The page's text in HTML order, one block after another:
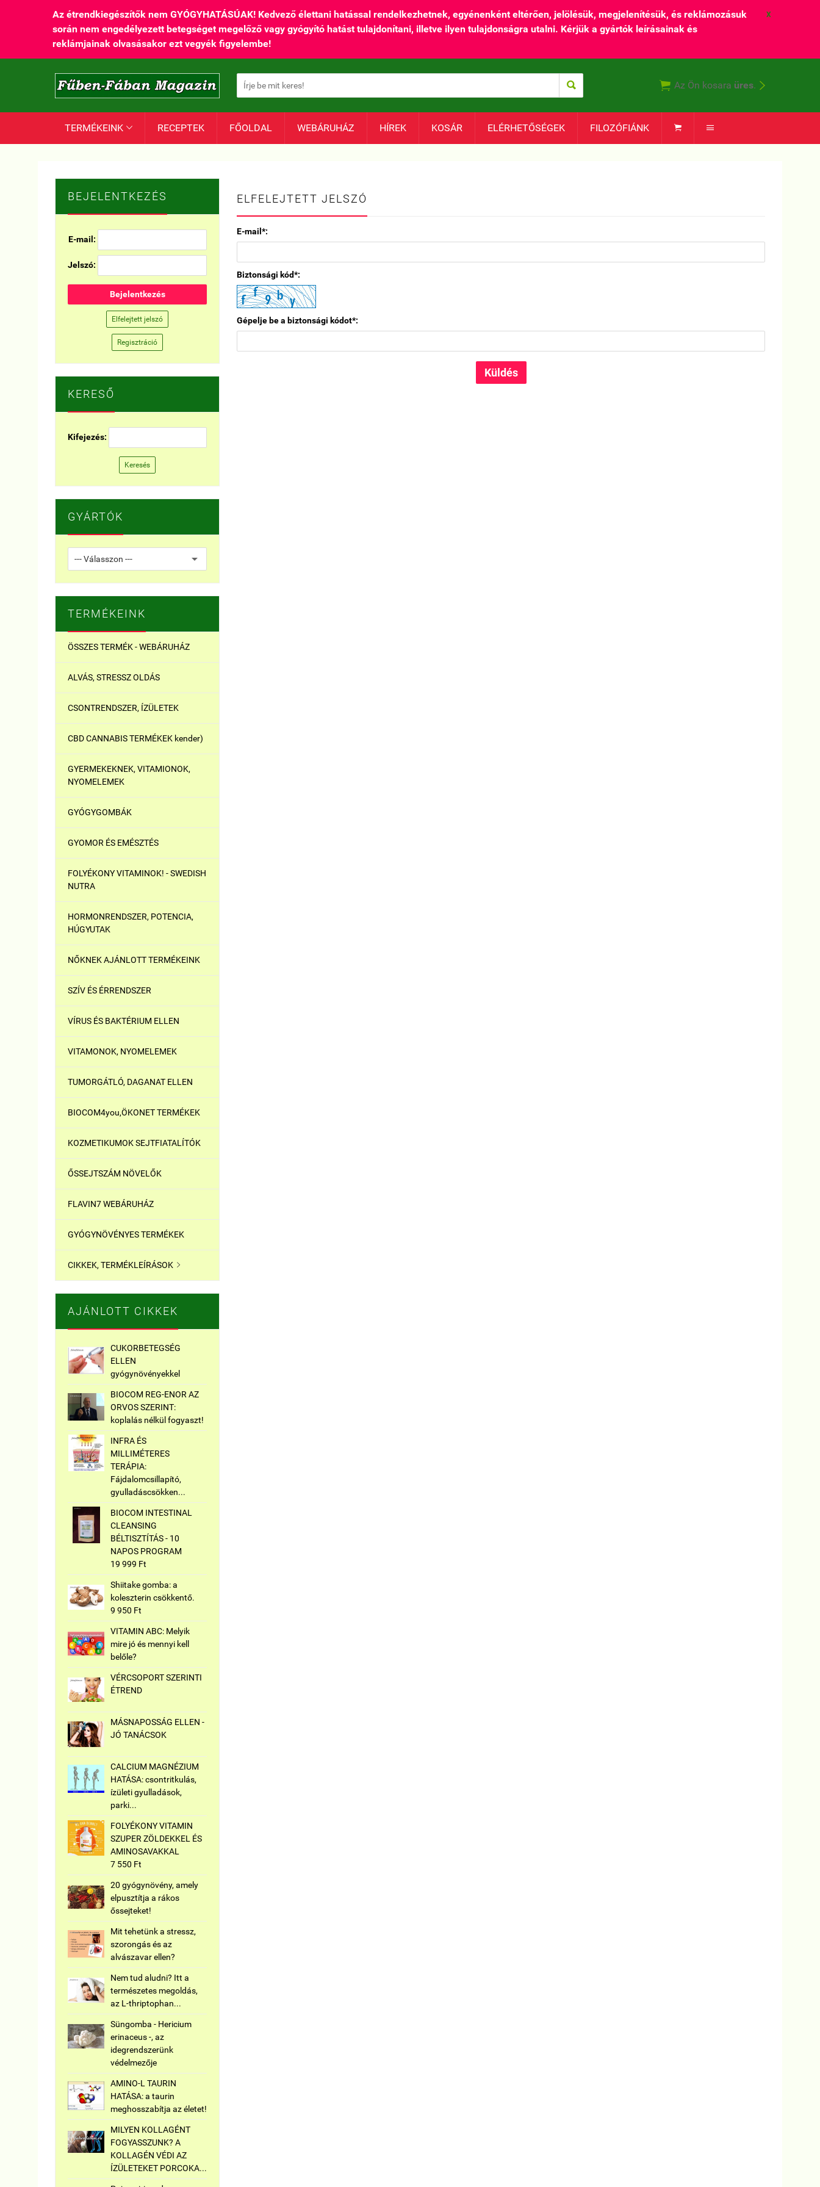
Az étrendkiegészítők nem GYÓGYHATÁSÚAK! Kedvező élettani hatással rendelkezhetnek, egyénenként eltérően, jelölésük, megjelenítésük, és reklámozásuk
során nem engedélyezett betegséget megelőző vagy gyógyító hatást tulajdonítani, illetve ilyen tulajdonságra utalni. Kérjük a gyártók leírásainak és
reklámjainak olvasásakor ezt vegyék figyelembe!
X
  Az Ön kosara üres. 
TERMÉKEINK  RECEPTEK FŐOLDAL WEBÁRUHÁZ HÍREK KOSÁR ELÉRHETŐSÉGEK FILOZÓFIÁNK  
BEJELENTKEZÉS
E-mail:
Jelszó:
Bejelentkezés
Elfelejtett jelszó
Regisztráció
KERESŐ
Kifejezés:
Keresés
GYÁRTÓK
TERMÉKEINK
ÖSSZES TERMÉK - WEBÁRUHÁZ
ALVÁS, STRESSZ OLDÁS
CSONTRENDSZER, ÍZÜLETEK
CBD CANNABIS TERMÉKEK kender)
GYERMEKEKNEK, VITAMIONOK,
NYOMELEMEK
GYÓGYGOMBÁK
GYOMOR ÉS EMÉSZTÉS
FOLYÉKONY VITAMINOK! - SWEDISH
NUTRA
HORMONRENDSZER, POTENCIA,
HÚGYUTAK
NŐKNEK AJÁNLOTT TERMÉKEINK
SZÍV ÉS ÉRRENDSZER
VÍRUS ÉS BAKTÉRIUM ELLEN
VITAMONOK, NYOMELEMEK
TUMORGÁTLÓ, DAGANAT ELLEN
BIOCOM4you,ÖKONET TERMÉKEK
KOZMETIKUMOK SEJTFIATALÍTÓK
ŐSSEJTSZÁM NÖVELŐK
FLAVIN7 WEBÁRUHÁZ
GYÓGYNÖVÉNYES TERMÉKEK
CIKKEK, TERMÉKLEÍRÁSOK 
AJÁNLOTT CIKKEK
CUKORBETEGSÉG
ELLEN
gyógynövényekkel
BIOCOM REG-ENOR AZ
ORVOS SZERINT:
koplalás nélkül fogyaszt!
INFRA ÉS
MILLIMÉTERES
TERÁPIA:
Fájdalomcsillapító,
gyulladáscsökken...
BIOCOM INTESTINAL
CLEANSING
BÉLTISZTÍTÁS - 10
NAPOS PROGRAM
19 999 Ft
Shiitake gomba: a
koleszterin csökkentő.
9 950 Ft
VITAMIN ABC: Melyik
mire jó és mennyi kell
belőle?
VÉRCSOPORT SZERINTI
ÉTREND
MÁSNAPOSSÁG ELLEN -
JÓ TANÁCSOK
CALCIUM MAGNÉZIUM
HATÁSA: csontritkulás,
ízületi gyulladások,
parki...
FOLYÉKONY VITAMIN
SZUPER ZÖLDEKKEL ÉS
AMINOSAVAKKAL
7 550 Ft
20 gyógynövény, amely
elpusztítja a rákos
őssejteket!
Mit tehetünk a stressz,
szorongás és az
alvászavar ellen?
Nem tud aludni? Itt a
természetes megoldás,
az L-thriptophan...
Süngomba - Hericium
erinaceus -, az
idegrendszerünk
védelmezője
AMINO-L TAURIN
HATÁSA: a taurin
meghosszabítja az életet!
MILYEN KOLLAGÉNT
FOGYASSZUNK? A
KOLLAGÉN VÉDI AZ
ÍZÜLETEKET PORCOKA...
ELFELEJTETT JELSZÓ
E-mail*:
Biztonsági kód*:
Gépelje be a biztonsági kódot*: